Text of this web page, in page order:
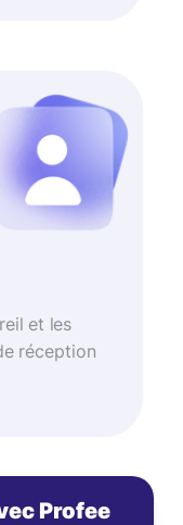
et les
réception
Profee